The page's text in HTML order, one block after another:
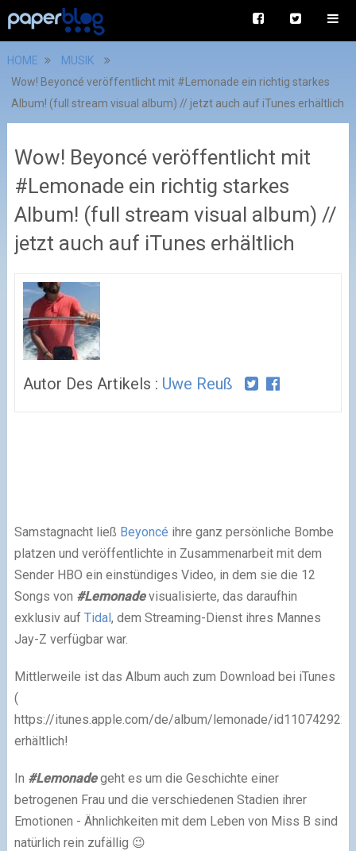
HOME
MUSIK
Wow! Beyoncé veröffentlicht mit #Lemonade ein richtig starkes
Album! (full stream visual album) // jetzt auch auf iTunes erhältlich
Wow! Beyoncé veröffentlicht mit
#Lemonade ein richtig starkes
Album! (full stream visual album) //
jetzt auch auf iTunes erhältlich
Autor Des Artikels : Uwe Reuß
Samstagnacht ließ Beyoncé ihre ganz persönliche Bombe
platzen und veröffentlichte in Zusammenarbeit mit dem
Sender HBO ein einstündiges Video, in dem sie die 12
Songs von #Lemonade visualisierte, das daraufhin
exklusiv auf Tidal, dem Streaming-Dienst ihres Mannes
Jay-Z verfügbar war.
Mittlerweile ist das Album auch zum Download bei iTunes
(
https://itunes.apple.com/de/album/lemonade/
erhältlich!
In #Lemonadegeht es um die Geschichte einer
betrogenen Frau und die verschiedenen Stadien ihrer
Emotionen - Ähnlichkeiten mit dem Leben von Miss B sind
natürlich rein zufällig 😉